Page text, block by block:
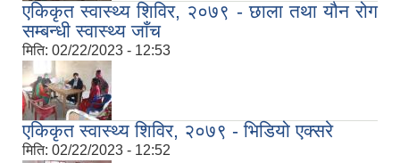
एकिकृत स्वास्थ्य शिविर, २०७९ - छाला तथा यौन रोग
सम्बन्धी स्वास्थ्य जाँच
मिति: 02/22/2023 - 12:53
एकिकृत स्वास्थ्य शिविर, २०७९ - भिडियो एक्सरे
मिति: 02/22/2023 - 12:52